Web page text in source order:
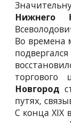
Нижнего
Во времена
торгового
Новгород
путях,
С конца XIX